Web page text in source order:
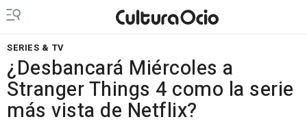
SERIES & TV
¿Desbancará Miércoles a
Stranger Things 4 como la serie
más vista de Netflix?